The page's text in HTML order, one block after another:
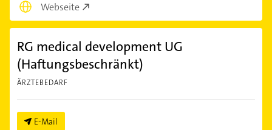
Webseite
RG medical development UG
(Haftungsbeschränkt)
ÄRZTEBEDARF
E-Mail